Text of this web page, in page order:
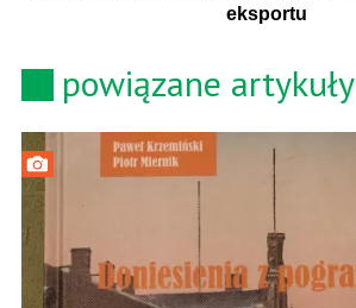
eksportu
powiązane artykuły